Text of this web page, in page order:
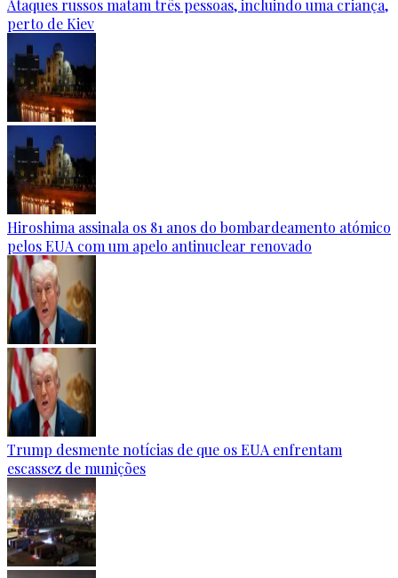
Ataques russos matam três pessoas, incluindo uma criança,
perto de Kiev
Hiroshima assinala os 81 anos do bombardeamento atómico
pelos EUA com um apelo antinuclear renovado
Trump desmente notícias de que os EUA enfrentam
escassez de munições